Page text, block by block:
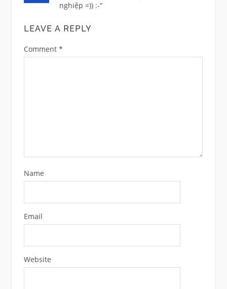
nghiệp =)) :-“
LEAVE A REPLY
Comment *
Name
Email
Website